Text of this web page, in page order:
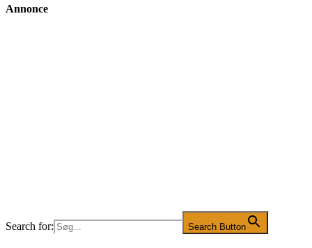
Annonce
Search for: Search Button